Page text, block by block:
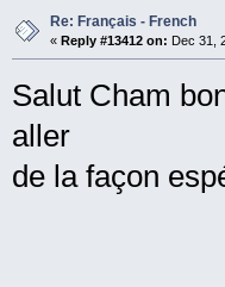
Re: Français - French
« Reply #13412 on: Dec 31,
Salut Cham
aller
de la façon